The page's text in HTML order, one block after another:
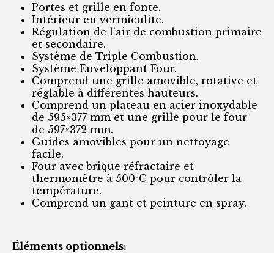
Portes et grille en fonte.
Intérieur en vermiculite.
Régulation de l’air de combustion primaire
et secondaire.
Système de Triple Combustion.
Système Enveloppant Four.
Comprend une grille amovible, rotative et
réglable à différentes hauteurs.
Comprend un plateau en acier inoxydable
de 595×377 mm et une grille pour le four
de 597×372 mm.
Guides amovibles pour un nettoyage
facile.
Four avec brique réfractaire et
thermomètre à 500ºC pour contrôler la
température.
Comprend un gant et peinture en spray.
Éléments optionnels: